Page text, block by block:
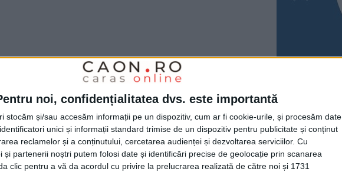
noi, confidențialitatea dvs. este importantă
stocăm și/sau accesăm informații pe un dispozitiv, cum ar fi cookie-urile, și procesăm date
unici și informații standard trimise de un dispozitiv pentru publicitate și conținut
reclamelor și a conținutului, cercetarea audienței și dezvoltarea serviciilor. Cu
și partenerii noștri putem folosi date și identificări precise de geolocație prin scanarea
clic pentru a vă da acordul cu privire la prelucrarea realizată de către noi și 1731
Unirii Ungheni și vom face tot ceea ce va
lucru. Nu va fi ușor, mai ales că vom fi
care și-au pus amprenta asupra